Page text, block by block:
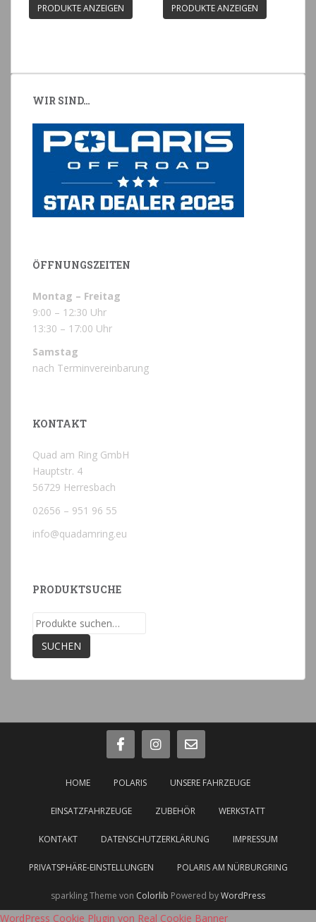
PRODUKTE ANZEIGEN PRODUKTE ANZEIGEN
WIR SIND…
ÖFFNUNGSZEITEN
Montag – Freitag
9:00 – 12:30 Uhr
13:30 – 17:00 Uhr
Samstag
nach Terminvereinbarung
KONTAKT
Quad am Ring GmbH
Hauptstr. 4
56729 Herresbach
02656 – 951 96 55
info@quadamring.eu
PRODUKTSUCHE
Suche
nach:
SUCHEN
HOME POLARIS UNSERE FAHRZEUGE
EINSATZFAHRZEUGE ZUBEHÖR WERKSTATT
KONTAKT DATENSCHUTZERKLÄRUNG IMPRESSUM
PRIVATSPHÄRE-EINSTELLUNGEN POLARIS AM NÜRBURGRING
sparkling Theme von Colorlib Powered byWordPress
WordPress Cookie Plugin von Real Cookie Banner